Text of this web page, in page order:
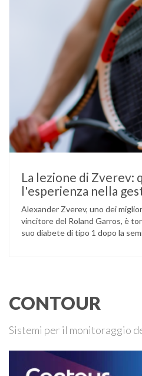
La lezione di Zverev:
l'esperienza nella
Alexander Zverev, uno dei
vincitore del Roland Garros, è
suo diabete di tipo 1 dopo la
CONTOUR
Sistemi per il monitoraggio